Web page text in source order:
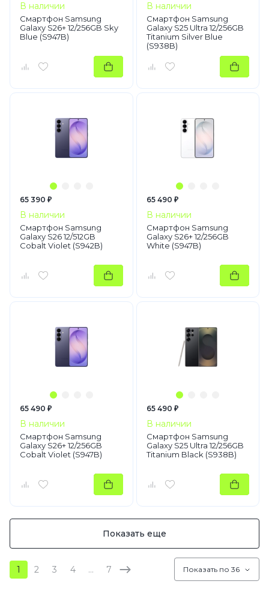
В наличии
Смартфон Samsung
Galaxy S26+ 12/256GB Sky
Blue (S947B)
В наличии
Смартфон Samsung
Galaxy S25 Ultra 12/256GB
Titanium Silver Blue
(S938B)
65 390 ₽
В наличии
Смартфон Samsung
Galaxy S26 12/512GB
Cobalt Violet (S942B)
65 490 ₽
В наличии
Смартфон Samsung
Galaxy S26+ 12/256GB
White (S947B)
65 490 ₽
В наличии
Смартфон Samsung
Galaxy S26+ 12/256GB
Cobalt Violet (S947B)
65 490 ₽
В наличии
Смартфон Samsung
Galaxy S25 Ultra 12/256GB
Titanium Black (S938B)
Показать еще
1 2 3 4 … 7 Показать по 36